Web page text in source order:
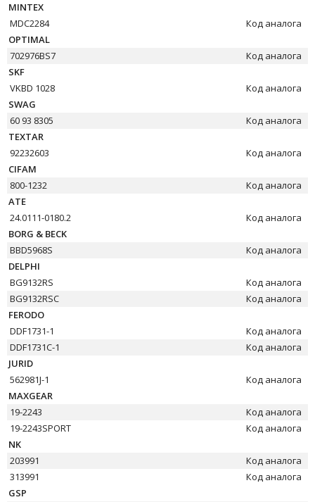
MINTEX
MDC2284
Код аналога
OPTIMAL
702976BS7
Код аналога
SKF
VKBD 1028
Код аналога
SWAG
60 93 8305
Код аналога
TEXTAR
92232603
Код аналога
CIFAM
800-1232
Код аналога
ATE
24.0111-0180.2
Код аналога
BORG & BECK
BBD5968S
Код аналога
DELPHI
BG9132RS
Код аналога
BG9132RSC
Код аналога
FERODO
DDF1731-1
Код аналога
DDF1731C-1
Код аналога
JURID
562981J-1
Код аналога
MAXGEAR
19-2243
Код аналога
19-2243SPORT
Код аналога
NK
203991
Код аналога
313991
Код аналога
GSP